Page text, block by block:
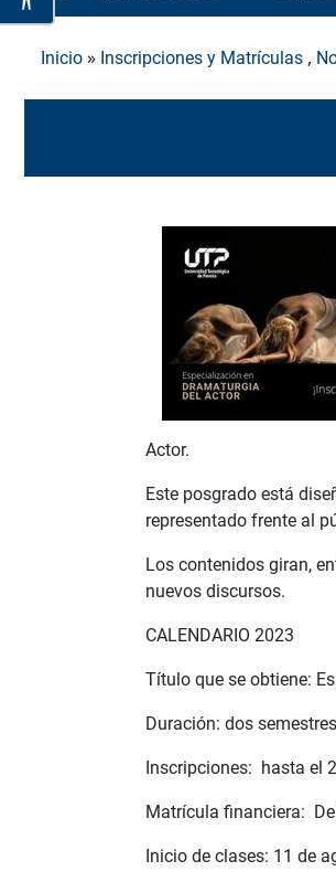
Inicio » Inscripciones y Matrículas ,
Actor.
Este posgrado está
representado frente al
Los contenidos giran,
nuevos discursos.
CALENDARIO 2023
Título que se obtiene:
Duración: dos
Inscripciones: hasta el
Matrícula financiera:
Inicio de clases: 11 de